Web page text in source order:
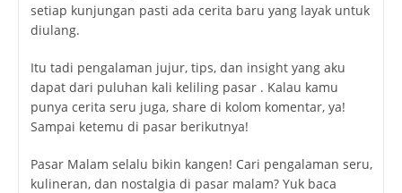
setiap kunjungan pasti ada cerita baru yang layak untuk
diulang.
Itu tadi pengalaman jujur, tips, dan insight yang aku
dapat dari puluhan kali keliling pasar . Kalau kamu
punya cerita seru juga, share di kolom komentar, ya!
Sampai ketemu di pasar berikutnya!
Pasar Malam selalu bikin kangen! Cari pengalaman seru,
kulineran, dan nostalgia di pasar malam? Yuk baca